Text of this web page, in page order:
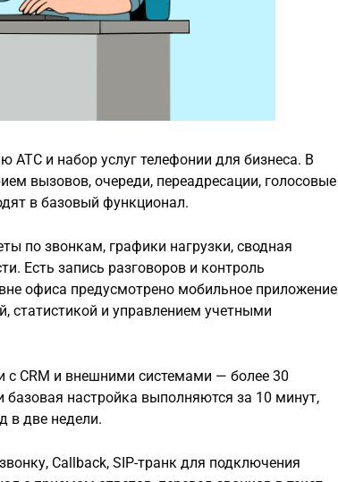
АТС и набор услуг телефонии для бизнеса. В
вызовов, очереди, переадресации, голосовые
в базовый функционал.
по звонкам, графики нагрузки, сводная
Есть запись разговоров и контроль
офиса предусмотрено мобильное приложение
статистикой и управлением учетными
с CRM и внешними системами — более 30
настройка выполняются за 10 минут,
в две недели.
Callback, SIP-транк для подключения